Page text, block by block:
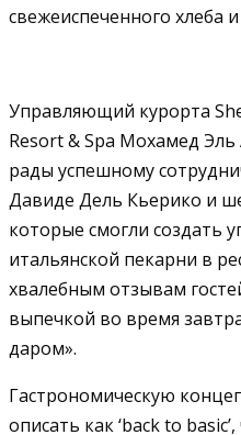
свежеиспеченного хлеба
Управляющий курорта
Resort & Spa Мохамед
рады успешному
Давиде Дель Кьерико и
которые смогли создать
итальянской пекарни в
хвалебным отзывам
выпечкой во время
даром».
Гастрономическую
описать как ‘back to